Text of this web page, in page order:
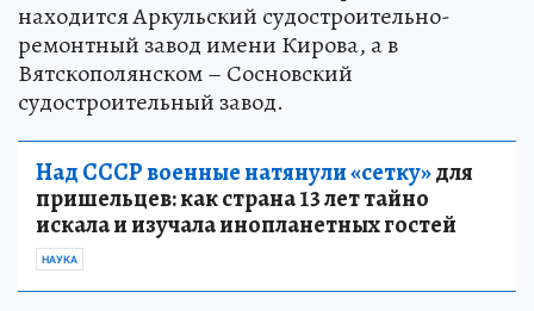
находится Аркульский судостроительно-
ремонтный завод имени Кирова, а в
Вятскополянском – Сосновский
судостроительный завод.
Над СССР военные натянули «сетку»для
пришельцев: как страна 13 лет тайно
искала и изучала инопланетных гостей
НАУКА